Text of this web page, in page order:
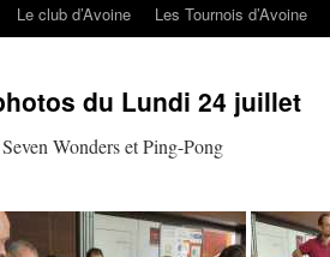
Le club d’Avoine Les Tournois d’Avoine
du Lundi 24 juillet
Wonders et Ping-Pong